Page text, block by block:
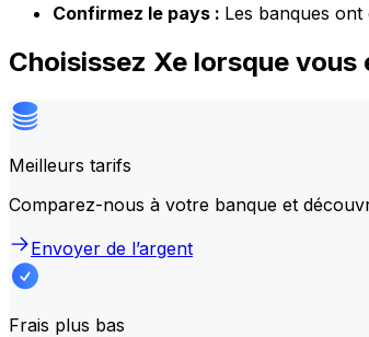
Confirmez le pays : Les banques
Choisissez Xe lorsque vous
Meilleurs tarifs
Comparez-nous à votre banque et
Envoyer de l’argent
Frais plus bas